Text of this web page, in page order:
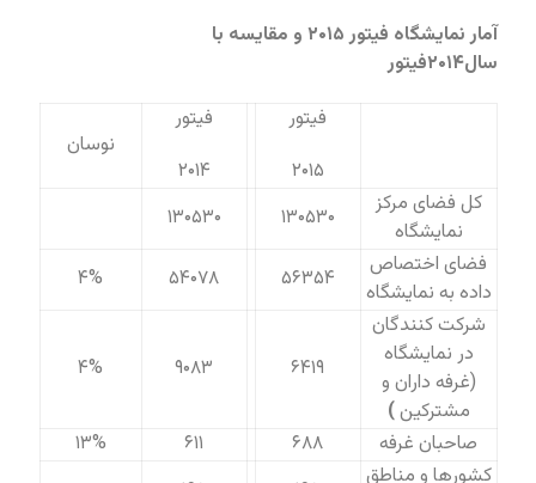
آمار نمایشگاه فیتور ۲۰۱۵ و مقایسه با
سال۲۰۱۴فیتور
فیتور
۲۰۱۵
فیتور
۲۰۱۴
نوسان
کل فضای مرکز
نمایشگاه
۱۳۰۵۳۰
۱۳۰۵۳۰
فضای اختصاص
داده به نمایشگاه
۵۶۳۵۴ ۵۴۰۷۸
۴%
شرکت کنندگان
در نمایشگاه
(غرفه داران و
مشترکین)
۶۴۱۹ ۹۰۸۳ ۴%
صاحبان غرفه ۶۸۸ ۶۱۱
۱۳%
کشورها و مناطق